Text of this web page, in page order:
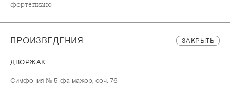
фортепиано
ПРОИЗВЕДЕНИЯ ЗАКРЫТЬ
ДВОРЖАК
Симфония № 5 фа мажор, соч. 76